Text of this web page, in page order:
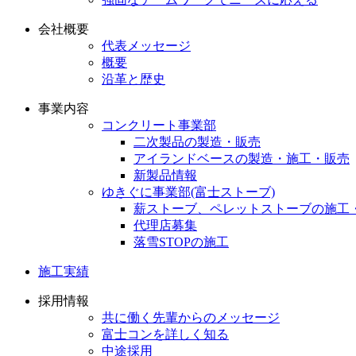
会社概要
代表メッセージ
概要
沿革と歴史
事業内容
コンクリート事業部
二次製品の製造・販売
アイランドベースの製造・施工・販売
新製品情報
ゆきぐに事業部(富士ストーブ)
薪ストーブ、ペレットストーブの施工
代理店募集
落雪STOPの施工
施工実績
採用情報
共に働く先輩からのメッセージ
富士コンを詳しく知る
中途採用